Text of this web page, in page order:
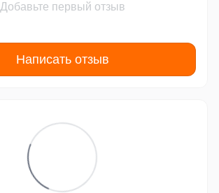
Добавьте первый отзыв
Написать отзыв